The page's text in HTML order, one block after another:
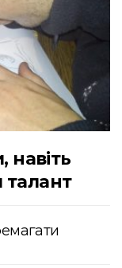
навіть
талант